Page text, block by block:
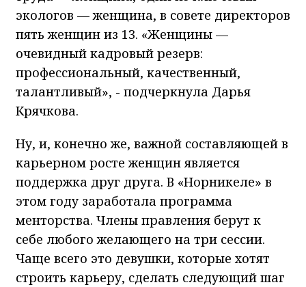
экологов — женщина, в совете директоров
пять женщин из 13. «Женщины —
очевидный кадровый резерв:
профессиональный, качественный,
талантливый», - подчеркнула Дарья
Крячкова.
Ну, и, конечно же, важной составляющей в
карьерном росте женщин является
поддержка друг друга. В «Норникеле» в
этом году заработала программа
менторства. Члены правления берут к
себе любого желающего на три сессии.
Чаще всего это девушки, которые хотят
строить карьеру, сделать следующий шаг